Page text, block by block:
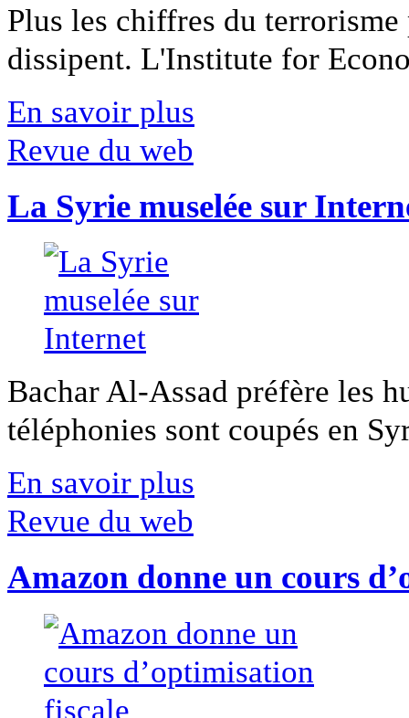
Plus les chiffres du
dissipent. L'Institute for
En savoir plus
Revue du web
La Syrie muselée sur
Bachar Al-Assad préfère les
téléphonies sont coupés en
En savoir plus
Revue du web
Amazon donne un cours